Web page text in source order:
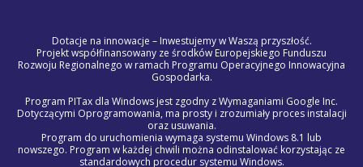
Dotacje na innowacje – Inwestujemy w Waszą przyszłość.
Projekt współfinansowany ze środków Europejskiego Funduszu
Rozwoju Regionalnego w ramach Programu Operacyjnego Innowacyjna
Gospodarka.
Program PITax dla Windows jest zgodny z Wymaganiami Google Inc.
Dotyczącymi Oprogramowania, ma prosty i zrozumiały proces instalacji
oraz usuwania.
Program do uruchomienia wymaga systemu Windows 8.1 lub
nowszego. Program w każdej chwili można odinstalować korzystając ze
standardowych procedur systemu Windows.